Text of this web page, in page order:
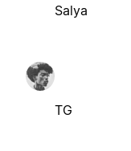
Salya
TG